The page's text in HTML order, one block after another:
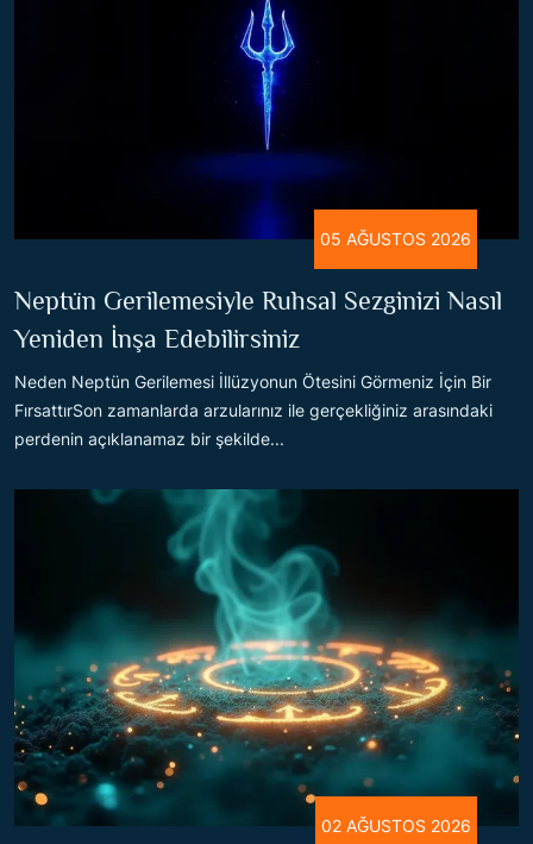
05 AĞUSTOS 2026
Neptün Gerilemesiyle Ruhsal Sezginizi Nasıl
Yeniden İnşa Edebilirsiniz
Neden Neptün Gerilemesi İllüzyonun Ötesini Görmeniz İçin Bir
FırsattırSon zamanlarda arzularınız ile gerçekliğiniz arasındaki
perdenin açıklanamaz bir şekilde...
02 AĞUSTOS 2026